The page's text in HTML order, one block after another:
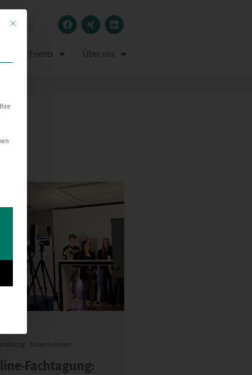
& Events Über uns
Unternehmen
Fachtagung:
Mit diesem Button wird der Dialog geschlossen. Seine Funktionalität ist identisch mit
Die erste Service-Gruppe ist essenziell und kann nicht abgewählt